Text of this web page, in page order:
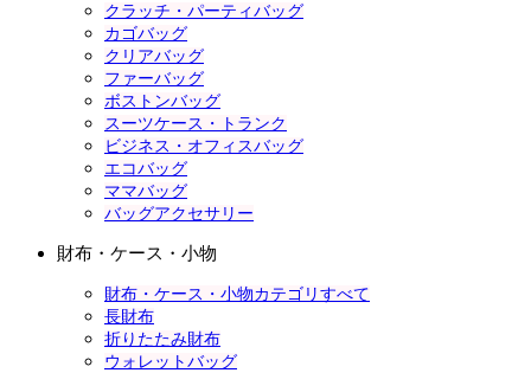
クラッチ・パーティバッグ
カゴバッグ
クリアバッグ
ファーバッグ
ボストンバッグ
スーツケース・トランク
ビジネス・オフィスバッグ
エコバッグ
ママバッグ
バッグアクセサリー
財布・ケース・小物
財布・ケース・小物カテゴリすべて
長財布
折りたたみ財布
ウォレットバッグ